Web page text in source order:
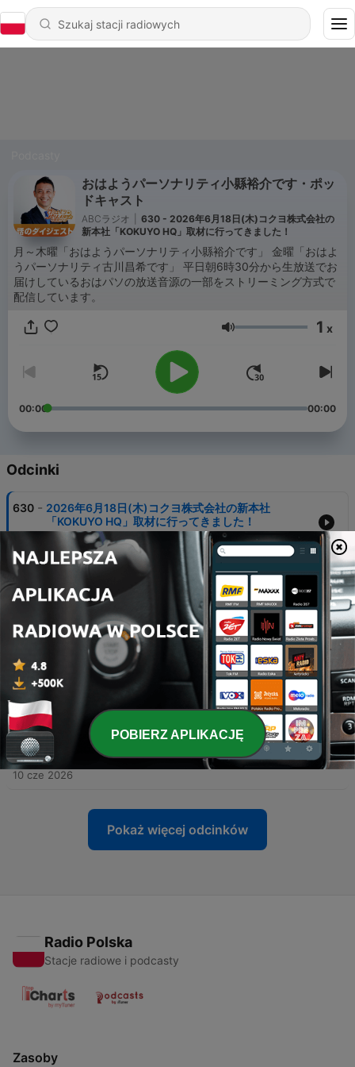
おはようパーソナリティ小縣裕介です・ポッ
ドキャスト
ABCラジオ
630 - 2026年6月18日(木)コクヨ株式会社の
新本社「KOKUYO HQ」取材に行ってきました！
月～木曜「おはようパーソナリティ小縣裕介です」 金曜「おはよ
うパーソナリティ古川昌希です」 平日朝6時30分から生放送でお
届けしているおはパソの放送音源の一部をストリーミング方式で
配信しています。
Głośność 1 x
00:00 00:00
Odcinki
630 - 2026年6月18日(木)コクヨ株式会社の新本社
「KOKUYO HQ」取材に行ってきました！
629 - 2026年6月17日(水)正しい日焼け止めの使い方🌞
17 cze 2026
-
2026年6月15日(月)SNSで話題の「ジェネリック食
品」
627 - 2026年6月11日(木)大阪・関西万博を再現したくら
寿司『メモリアル店 なんば千日前』行ってきました♪
11 cze 2026
626 - 2026年6月10日(水)万年筆のインクの色は無限！イ
ンク開発者の竹内直行さんにお話しを伺いました。
10 cze 2026
Pokaż więcej odcinków
Radio Polska
Stacje radiowe i podcasty
Zasoby
POBIERZ APLIKACJĘ